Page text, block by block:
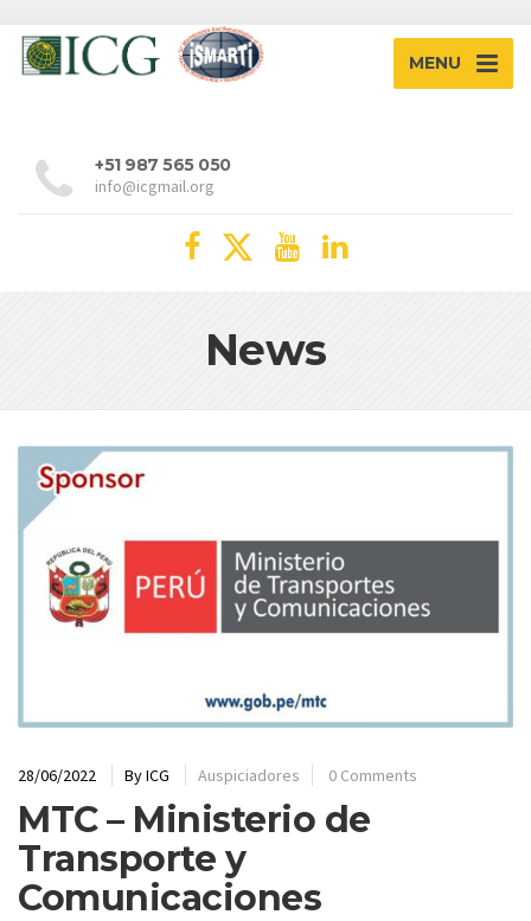
MENU
+51 987 565 050
info@icgmail.org
News
28/06/2022 ByICG Auspiciadores 0 Comments
MTC – Ministerio de
Transporte y
Comunicaciones